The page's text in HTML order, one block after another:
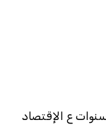
وجيريل وزير مالية.. أسـوأ 5 سنوات ع الإقتصاد